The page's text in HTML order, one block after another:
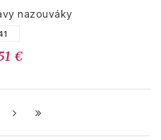
nazouváky
€